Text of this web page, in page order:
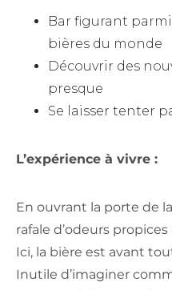
Bar figurant
bières du monde
Découvrir des
presque
Se laisser tenter
L’expérience à vivre :
En ouvrant la porte de
rafale d’odeurs
Ici, la bière est avant
Inutile d’imaginer